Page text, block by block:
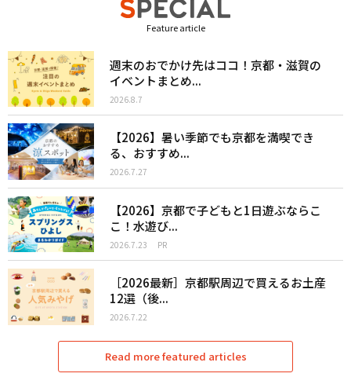
Feature article
週末のおでかけ先はココ！京都・滋賀の
イベントまとめ...
2026.8.7
【2026】暑い季節でも京都を満喫でき
る、おすすめ...
2026.7.27
【2026】京都で子どもと1日遊ぶならこ
こ！水遊び...
2026.7.23 PR
［2026最新］京都駅周辺で買えるお土産
12選（後...
2026.7.22
Read more featured articles